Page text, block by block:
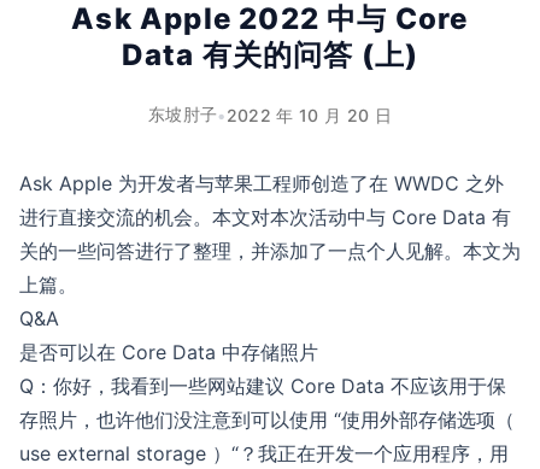
Ask Apple 2022 中与 Core
Data 有关的问答 (上)
东坡肘子•2022 年 10 月 20 日
Ask Apple 为开发者与苹果工程师创造了在 WWDC 之外
进行直接交流的机会。本文对本次活动中与 Core Data 有
关的一些问答进行了整理，并添加了一点个人见解。本文为
上篇。
Q&A
是否可以在 Core Data 中存储照片
Q：你好，我看到一些网站建议 Core Data 不应该用于保
存照片，也许他们没注意到可以使用 “使用外部存储选项（
use external storage ）“？我正在开发一个应用程序，用